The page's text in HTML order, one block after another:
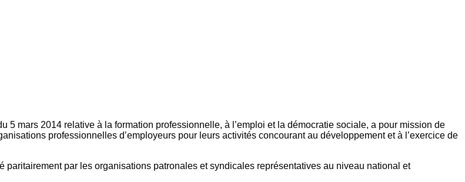
5 mars 2014 relative à la formation professionnelle, à l’emploi et la démocratie sociale, a pour mission de
professionnelles d’employeurs pour leurs activités concourant au développement et à l’exercice de
par les organisations patronales et syndicales représentatives au niveau national et